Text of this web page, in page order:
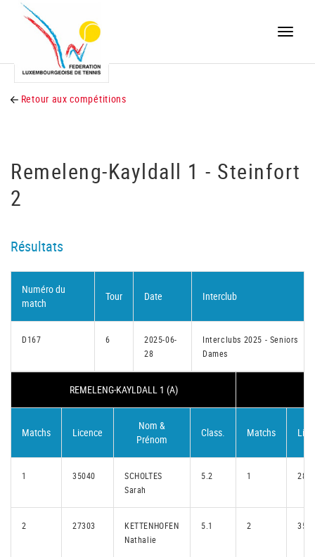
Toggle
Retour aux compétitions
Remeleng-Kayldall 1 - Steinfort
2
Résultats
Numéro du
match
Tour Date Interclub
D167 6
2025-06-
28
Interclubs 2025 - Seniors
Dames
REMELENG-KAYLDALL 1 (A)
Matchs Licence
Nom &
Prénom
Class. Matchs
1 35040
SCHOLTES
Sarah
5.2 1
2 27303
KETTENHOFEN
Nathalie
5.1 2